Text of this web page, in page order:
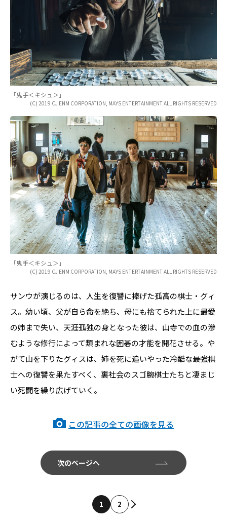
「鬼手＜キシュ＞」
(C) 2019 CJ ENM CORPORATION, MAYS ENTERTAINMENT ALL RIGHTS RESERVED
「鬼手＜キシュ＞」
(C) 2019 CJ ENM CORPORATION, MAYS ENTERTAINMENT ALL RIGHTS RESERVED
サンウが演じるのは、人生を復讐に捧げた孤高の棋士・グィ
ス。幼い頃、父が自ら命を絶ち、母にも捨てられた上に最愛
の姉まで失い、天涯孤独の身となった彼は、山寺での血の滲
むような修行によって類まれな囲碁の才能を開花させる。や
がて山を下りたグィスは、姉を死に追いやった冷酷な最強棋
士への復讐を果たすべく、裏社会のスゴ腕棋士たちと凄まじ
い死闘を繰り広げていく。
この記事の全ての画像を見る
次のページへ
1 2